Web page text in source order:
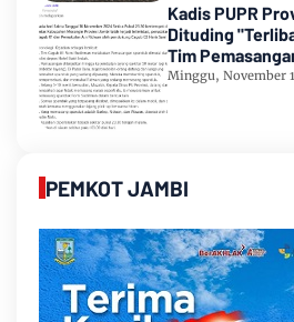
Kadis PUPR
Dituding
Tim
Romi-Sudirman
Minggu, November
PEMKOT JAMBI